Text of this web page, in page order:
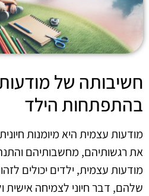
חשיבותה של
בהתפתחות הילד
מודעות עצמית היא מיומנות
את רגשותיהם, מחשבותיהם
מודעות עצמית, ילדים יכולים
שלהם, דבר חיוני לצמיחה אישית